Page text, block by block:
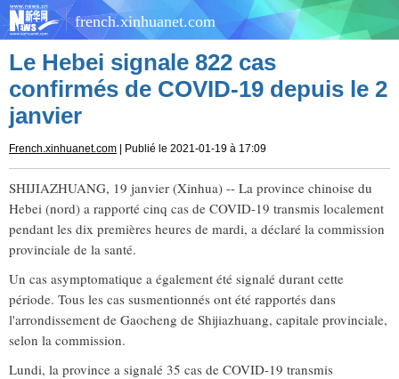
french.xinhuanet.com
Le Hebei signale 822 cas
confirmés de COVID-19 depuis le 2
janvier
French.xinhuanet.com | Publié le 2021-01-19 à 17:09
SHIJIAZHUANG, 19 janvier (Xinhua) -- La province chinoise du
Hebei (nord) a rapporté cinq cas de COVID-19 transmis localement
pendant les dix premières heures de mardi, a déclaré la commission
provinciale de la santé.
Un cas asymptomatique a également été signalé durant cette
période. Tous les cas susmentionnés ont été rapportés dans
l'arrondissement de Gaocheng de Shijiazhuang, capitale provinciale,
selon la commission.
Lundi, la province a signalé 35 cas de COVID-19 transmis